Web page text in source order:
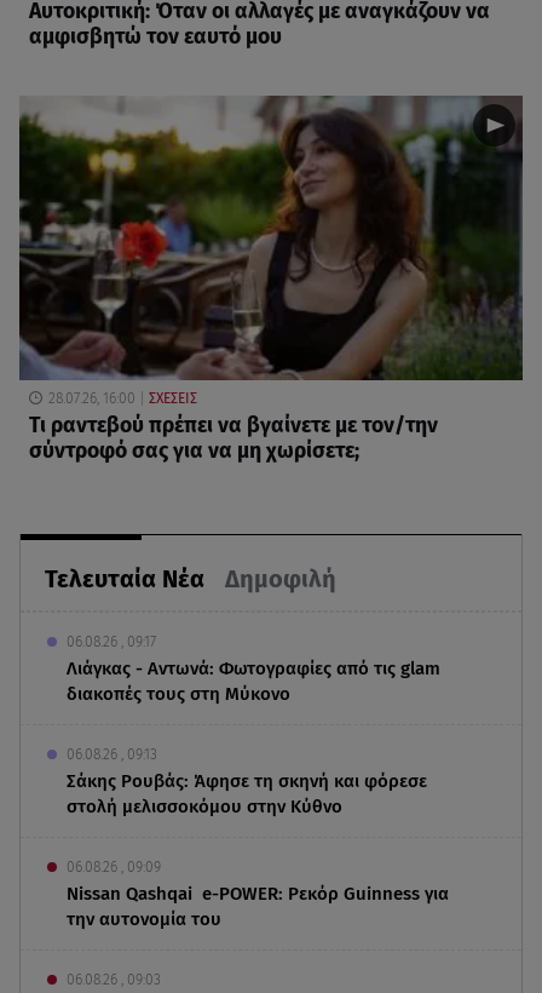
Τελευταία Νέα Δημοφιλή
06.08.26 , 09:17
Λιάγκας - Αντωνά: Φωτογραφίες από τις glam
διακοπές τους στη Μύκονο
06.08.26 , 09:13
Σάκης Ρουβάς: Άφησε τη σκηνή και φόρεσε
στολή μελισσοκόμου στην Κύθνο
06.08.26 , 09:09
Nissan Qashqai e-POWER: Ρεκόρ Guinness για
την αυτονομία του
06.08.26 , 09:03
Αυτοκριτική: Όταν οι αλλαγές με αναγκάζουν να
αμφισβητώ τον εαυτό μου
28.07.26, 16:00 ΣΧΕΣΕΙΣ
Τι ραντεβού πρέπει να βγαίνετε με τον/την
σύντροφό σας για να μη χωρίσετε;